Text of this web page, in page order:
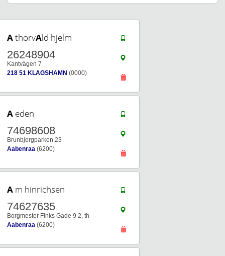
AthorvAld hjelm
26248904
Kantvägen 7
218 51 KLAGSHAMN (0000)
A eden
74698608
Brunbjergparken 23
Aabenraa (6200)
A m hinrichsen
74627635
Borgmester Finks Gade 9 2, th
Aabenraa (6200)